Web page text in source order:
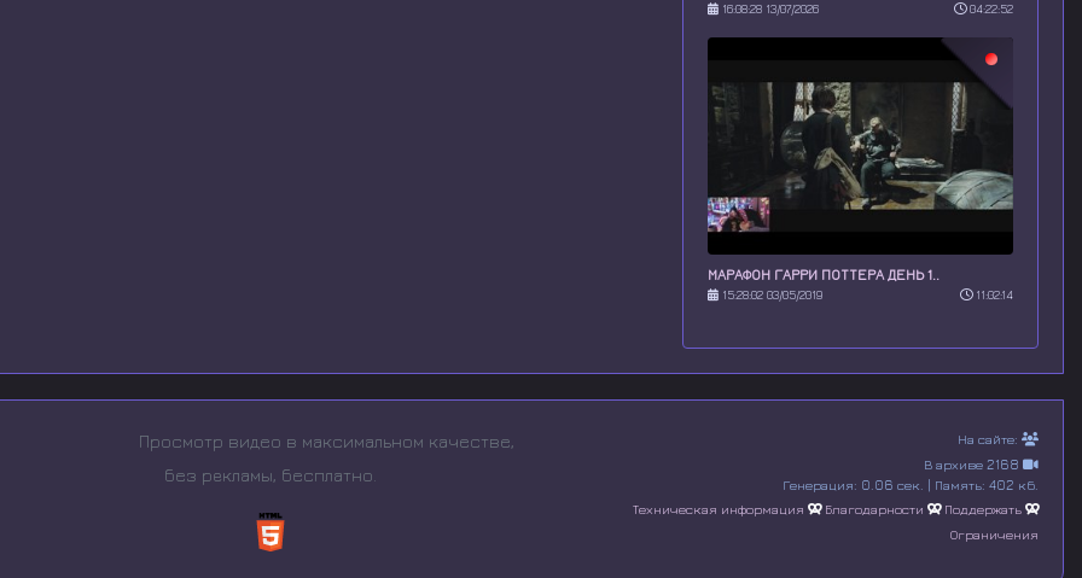
16:08:28 13/07/2026 04:22:52
МАРАФОН ГАРРИ ПОТТЕРА ДЕНЬ 1..
15:28:02 03/05/2019 11:02:14
Просмотр видео в максимальном качестве,
без рeкламы, бесплатно.
На сайте:
В архиве 2168
Генерация: 0.06 сек. | Память: 402 кб.
Техническая информация
Благодарности
Поддержать
Ограничения